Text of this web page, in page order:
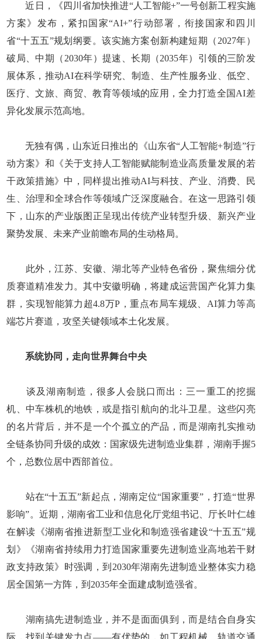
近日，《四川省加快推进“人工智能+”一号创新工程实施
方案》发布，紧扣国家“AI+”行动部署，衔接国家和四川
省“十五五”规划纲要。该实施方案创新构建短期（2027年）
破局、中期（2030年）提速、长期（2035年）引领的三阶发
展体系，推动AI在科学研究、制造、生产性服务业、低空、
医疗、文旅、商贸、教育等领域的应用，全力打造全国AI差
异化发展示范高地。
无独有偶，山东近日推出的《山东省“人工智能+制造”行
动方案》和《关于支持人工智能赋能制造业高质量发展的若
干政策措施》中，同样提出推动AI与科技、产业、消费、民
生、治理和全球合作等领域广泛深度融合。在这一思路引领
下，山东的产业版图正呈现出传统产业转型升级、新兴产业
聚势发展、未来产业前瞻布局的生动格局。
此外，江苏、安徽、湖北等产业特色省份，聚焦细分优
质赛道精准发力。其中安徽明确，将建成运营国产化算力集
群，实现智能算力超4.8万P，重点布局车规级、AI算力等高
端芯片赛道，攻坚关键领域本土化发展。
系统协同，走向世界舞台中央
谈及湖南制造，很多人会脱口而出：三一重工的挖掘
机、中车株机的地铁，或是指引航向的北斗卫星。这些闪亮
的名片背后，并不是一个个孤立的产品，而是湖南扎实推动
全链条协同升级的成效：国家级先进制造业集群，湖南手握5
个，总数位居中西部首位。
站在“十五五”新起点，湖南定位“国家重要”，打造“世界
影响”。近期，湖南省工业和信息化厅党组书记、厅长叶仁雄
在解读《湖南省推进新型工业化和制造强省建设“十五五”规
划》《湖南省持续用力打造国家重要先进制造业高地若干财
政支持政策》时强调，到2030年湖南先进制造业整体实力稳
居全国第一方阵，到2035年全面建成制造强省。
湖南搞先进制造业，并不是面面俱到，而是结合自身实
际，找到关键发力点——有优势的，如工程机械、轨道交通